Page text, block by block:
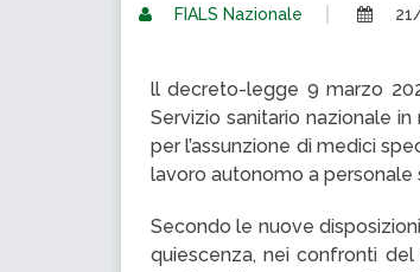
FIALS Nazionale
ll decreto-legge 9 marzo
Servizio sanitario nazionale in
per l’assunzione di medici
lavoro autonomo a personale
Secondo le nuove
quiescenza, nei confronti